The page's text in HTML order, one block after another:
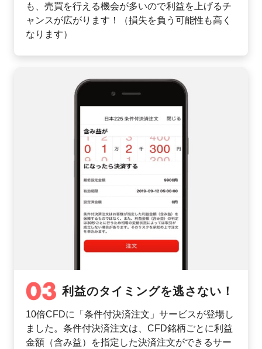
も、売買を行える機会が多いので利益を上げるチ
ャンスが広がります！（損失を負う可能性も高く
なります）
利益のタイミングを逃さない！
10倍CFDに「条件付決済注文」サービスが登場し
ました。条件付決済注文は、CFD銘柄ごとに利益
金額（含み益）を指定した決済注文ができるサー